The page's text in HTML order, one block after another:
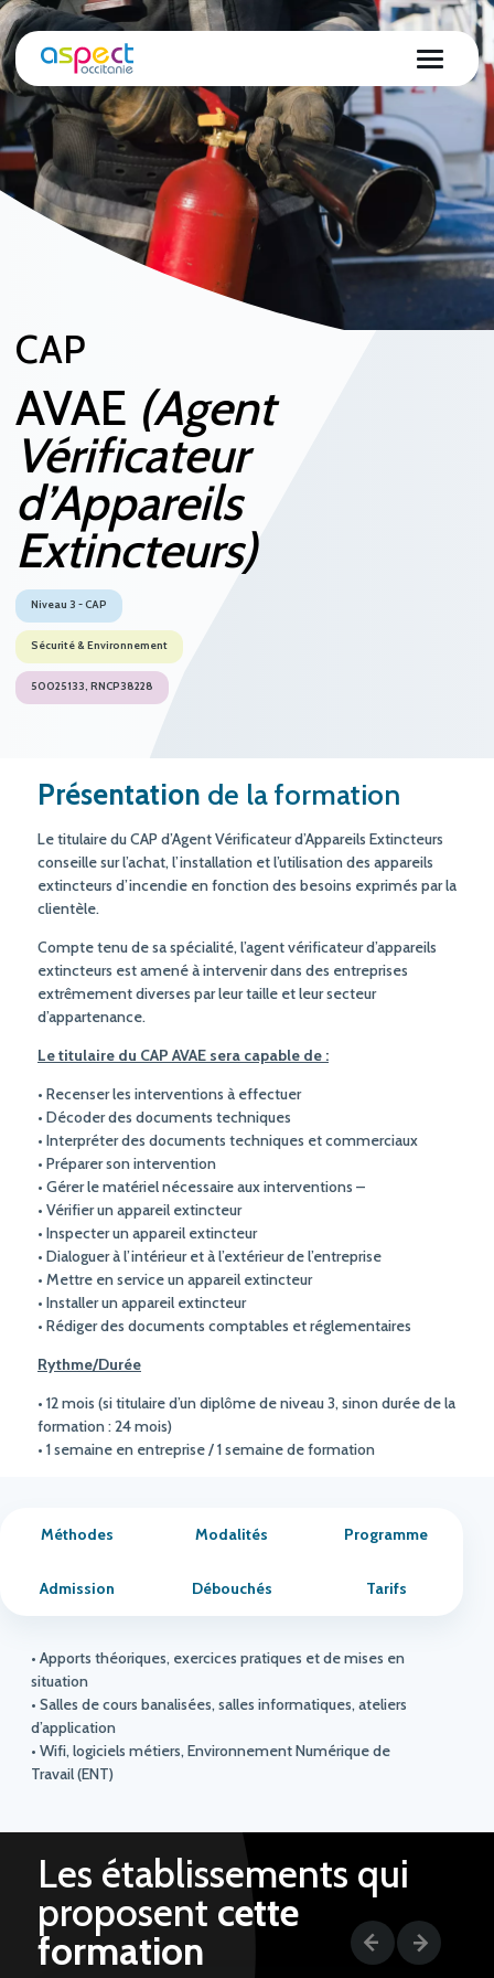
AVAE (Agent
Vérificateur
d’Appareils
Extincteurs)
CAP
Niveau 3 - CAP
Sécurité & Environnement
50025133, RNCP38228
Présentation de la formation
Le titulaire du CAP d’Agent Vérificateur d’Appareils Extincteurs
conseille sur l’achat, l’installation et l’utilisation des appareils
extincteurs d’incendie en fonction des besoins exprimés par la
clientèle.
Compte tenu de sa spécialité, l’agent vérificateur d’appareils
extincteurs est amené à intervenir dans des entreprises
extrêmement diverses par leur taille et leur secteur
d’appartenance.
Le titulaire du CAP AVAE sera capable de :
• Recenser les interventions à effectuer
• Décoder des documents techniques
• Interpréter des documents techniques et commerciaux
• Préparer son intervention
• Gérer le matériel nécessaire aux interventions –
• Vérifier un appareil extincteur
• Inspecter un appareil extincteur
• Dialoguer à l’intérieur et à l’extérieur de l’entreprise
• Mettre en service un appareil extincteur
• Installer un appareil extincteur
• Rédiger des documents comptables et réglementaires
Rythme/Durée
• 12 mois (si titulaire d’un diplôme de niveau 3, sinon durée de la
formation : 24 mois)
• 1 semaine en entreprise / 1 semaine de formation
Méthodes Modalités Programme
Admission Débouchés Tarifs
• Apports théoriques, exercices pratiques et de mises en
situation
• Salles de cours banalisées, salles informatiques, ateliers
d’application
• Wifi, logiciels métiers, Environnement Numérique de
Travail (ENT)
Les établissements qui
proposent cette
formation